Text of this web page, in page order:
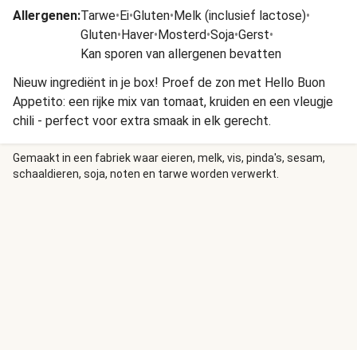
Allergenen:Tarwe•Ei•Gluten•Melk (inclusief lactose)•
Gluten•Haver•Mosterd•Soja•Gerst•
Kan sporen van allergenen bevatten
Nieuw ingrediënt in je box! Proef de zon met Hello Buon
Appetito: een rijke mix van tomaat, kruiden en een vleugje
chili - perfect voor extra smaak in elk gerecht.
Gemaakt in een fabriek waar eieren, melk, vis, pinda's, sesam,
schaaldieren, soja, noten en tarwe worden verwerkt.